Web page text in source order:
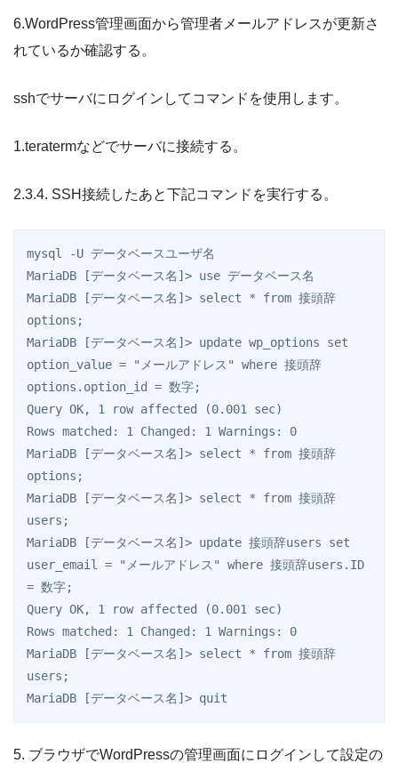
6.WordPress管理画面から管理者メールアドレスが更新さ
れているか確認する。
sshでサーバにログインしてコマンドを使用します。
1.teratermなどでサーバに接続する。
2.3.4. SSH接続したあと下記コマンドを実行する。
mysql -U データベースユーザ名
MariaDB [データベース名]> use データベース名
MariaDB [データベース名]> select * from 接頭辞
options;
MariaDB [データベース名]> update wp_options set
option_value = "メールアドレス" where 接頭辞
options.option_id = 数字;
Query OK, 1 row affected (0.001 sec)
Rows matched: 1 Changed: 1 Warnings: 0
MariaDB [データベース名]> select * from 接頭辞
options;
MariaDB [データベース名]> select * from 接頭辞
users;
MariaDB [データベース名]> update 接頭辞users set
user_email = "メールアドレス" where 接頭辞users.ID
= 数字;
Query OK, 1 row affected (0.001 sec)
Rows matched: 1 Changed: 1 Warnings: 0
MariaDB [データベース名]> select * from 接頭辞
users;
MariaDB [データベース名]> quit
5. ブラウザでWordPressの管理画面にログインして設定の